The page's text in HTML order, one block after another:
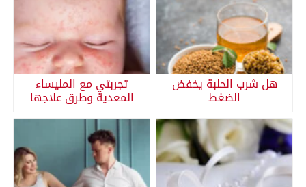
هل شرب الحلبة يخفض
الضغط
تجربتي مع المليساء
المعدية وطرق علاجها